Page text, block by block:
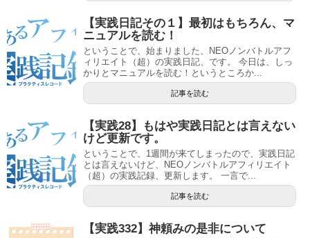
【実践日記その１】最初はもちろん、マ
ニュアルを読む！
ということで、始まりました、NEOノンバトルアフ
ィリエイト（超）の実践日記、です。 今日は、しっ
かりとマニュアルを読む！というところか...
記事を読む
【実践28】もはや実践日記とは言えない
けど更新です。
ということで、1週間が来てしまったので、実践日記
とは言えないけど、NEOノンバトルアフィリエイト
（超）の実践記録、更新します。 一言で...
記事を読む
【実践332】神頼みの是非について